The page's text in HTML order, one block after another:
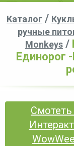
Каталог /
ручные
Monkeys /
Единорог
Смотеть